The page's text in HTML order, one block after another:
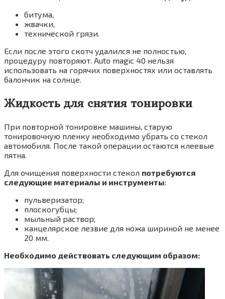
битума,
жвачки,
технической грязи.
Если после этого скотч удалился не полностью,
процедуру повторяют. Auto magic 40 нельзя
использовать на горячих поверхностях или оставлять
балончик на солнце.
Жидкость для снятия тонировки
При повторной тонировке машины, старую
тонировочную пленку необходимо убрать со стекол
автомобиля. После такой операции остаются клеевые
пятна.
Для очищения поверхности стекол потребуются
следующие материалы и инструменты:
пульверизатор;
плоскогубцы;
мыльный раствор;
канцелярское лезвие для ножа шириной не менее
20 мм.
Необходимо действовать следующим образом: